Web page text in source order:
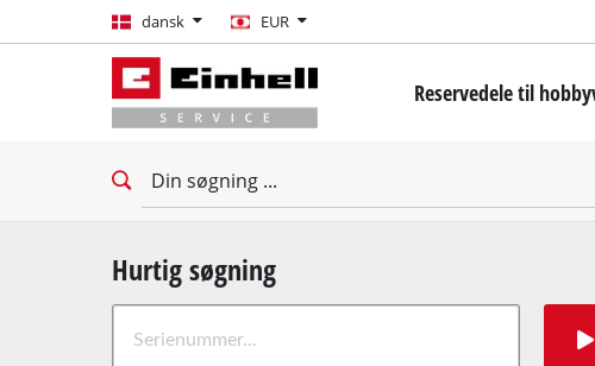
dansk
dansk EUR
EUR
GBP
CZK
Reservedele til
Mini-skruemaskiner
Slagskruemaskine
Hurtig søgning